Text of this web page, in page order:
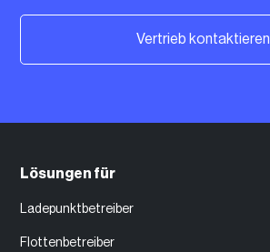
Vertrieb kontaktieren
Lösungen für
Ladepunktbetreiber
Flottenbetreiber